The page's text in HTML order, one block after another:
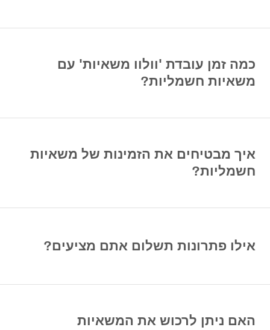
כמה זמן עובדת 'וולוו משאיות' עם
משאיות חשמליות?
איך מבטיחים את הזמינות של משאיות
חשמליות?
אילו פתרונות תשלום אתם מציעים?
האם ניתן לרכוש את המשאיות